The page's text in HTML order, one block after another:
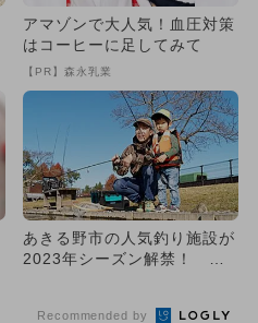
アマゾンで大人気！血圧対策
はコーヒーに足してみて
【PR】森永乳業
あきる野市の人気釣り施設が
2023年シーズン解禁！ 家
Recommended by